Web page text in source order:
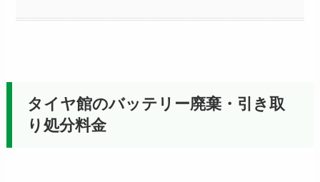
タイヤ館のバッテリー廃棄・引き取
り処分料金